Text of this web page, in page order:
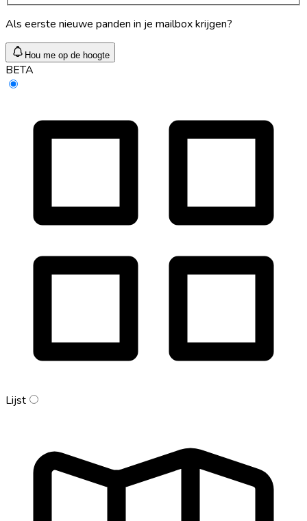
Als eerste nieuwe panden in je mailbox krijgen?
Hou me op de hoogte
BETA
Lijst